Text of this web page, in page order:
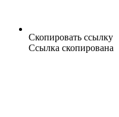
Скопировать ссылку
Ссылка скопирована